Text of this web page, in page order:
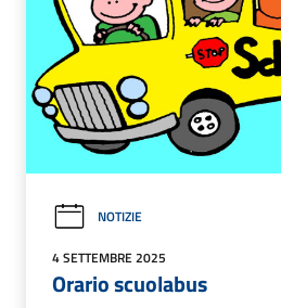
NOTIZIE
4 SETTEMBRE 2025
Orario scuolabus